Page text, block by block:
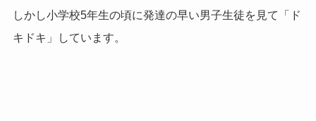
しかし小学校5年生の頃に発達の早い男子生徒を見て「ド
キドキ」しています。